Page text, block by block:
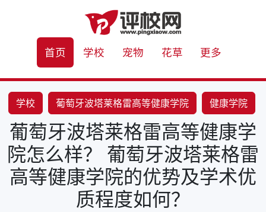
首页 学校 宠物 花草 更多
学校 葡萄牙波塔莱格雷高等健康学院
健康学院
医疗保健
葡萄牙波塔莱格雷高等健康学
院怎么样？ 葡萄牙波塔莱格雷
高等健康学院的优势及学术优
质程度如何？